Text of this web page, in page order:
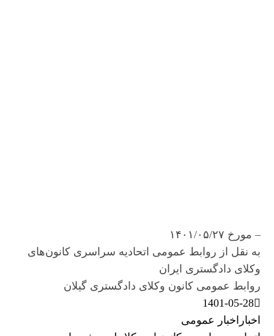
– مورخ ۱۴۰۱/۰۵/۲۷
به نقل از روابط عمومی اتحادیه سراسری کانون‌های
وکلای دادگستری ایران
روابط عمومی کانون وکلای دادگستری گیلان
1401-05-28
اخبار اخبار عمومی